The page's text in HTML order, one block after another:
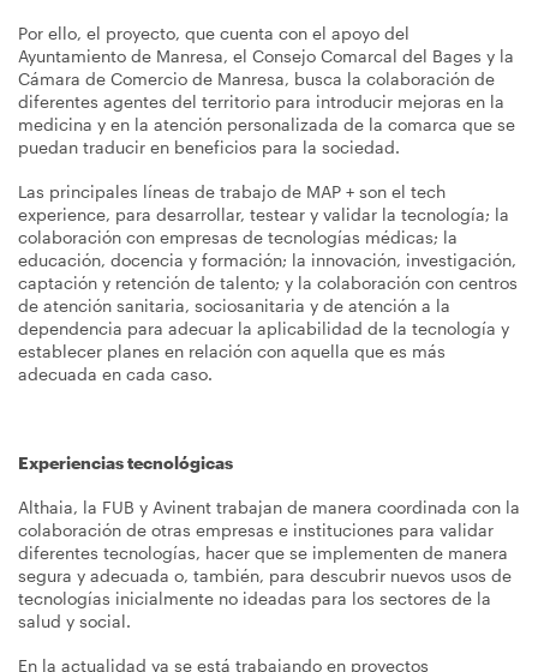
Por ello, el proyecto, que cuenta con el apoyo del
Ayuntamiento de Manresa, el Consejo Comarcal del Bages y la
Cámara de Comercio de Manresa, busca la colaboración de
diferentes agentes del territorio para introducir mejoras en la
medicina y en la atención personalizada de la comarca que se
puedan traducir en beneficios para la sociedad.
Las principales líneas de trabajo de MAP + son el tech
experience, para desarrollar, testear y validar la tecnología; la
colaboración con empresas de tecnologías médicas; la
educación, docencia y formación; la innovación, investigación,
captación y retención de talento; y la colaboración con centros
de atención sanitaria, sociosanitaria y de atención a la
dependencia para adecuar la aplicabilidad de la tecnología y
establecer planes en relación con aquella que es más
adecuada en cada caso.
Experiencias tecnológicas
Althaia, la FUB y Avinent trabajan de manera coordinada con la
colaboración de otras empresas e instituciones para validar
diferentes tecnologías, hacer que se implementen de manera
segura y adecuada o, también, para descubrir nuevos usos de
tecnologías inicialmente no ideadas para los sectores de la
salud y social.
En la actualidad ya se está trabajando en proyectos